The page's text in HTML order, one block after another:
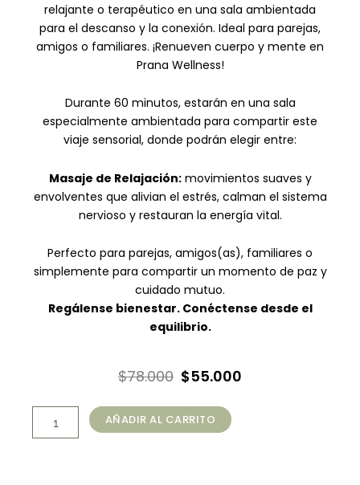
relajante o terapéutico en una sala ambientada
para el descanso y la conexión. Ideal para parejas,
amigos o familiares. ¡Renueven cuerpo y mente en
Prana Wellness!
Durante 60 minutos, estarán en una sala
especialmente ambientada para compartir este
viaje sensorial, donde podrán elegir entre:
Masaje de Relajación:movimientos suaves y
envolventes que alivian el estrés, calman el sistema
nervioso y restauran la energía vital.
Perfecto para parejas, amigos(as), familiares o
simplemente para compartir un momento de paz y
cuidado mutuo.
Regálense bienestar. Conéctense desde el
equilibrio.
$78.000 El
original
$55.000
AÑADIR AL CARRITO